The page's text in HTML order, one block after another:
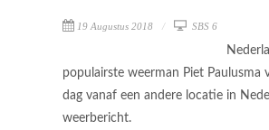
19 Augustus 2018 SBS 6
populairste weerman Piet Paulusma
dag vanaf een andere locatie in
weerbericht.